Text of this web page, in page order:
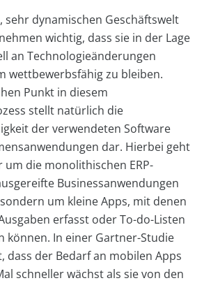
sehr dynamischen Geschäftswelt
wichtig, dass sie in der Lage
an Technologieänderungen
wettbewerbsfähig zu bleiben.
Punkt in diesem
stellt natürlich die
der verwendeten Software
dar. Hierbei geht
um die monolithischen ERP-
Businessanwendungen
um kleine Apps, mit denen
erfasst oder To-do-Listen
können. In einer Gartner-Studie
dass der Bedarf an mobilen Apps
schneller wächst als sie von den